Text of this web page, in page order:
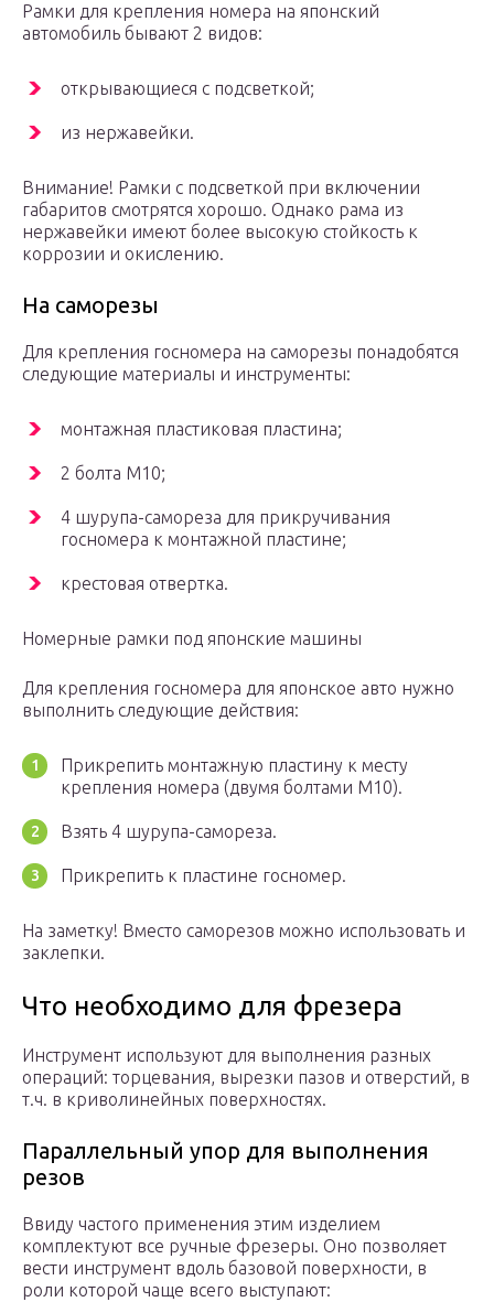
Рамки для крепления номера на японский
автомобиль бывают 2 видов:
открывающиеся с подсветкой;
из нержавейки.
Внимание! Рамки с подсветкой при включении
габаритов смотрятся хорошо. Однако рама из
нержавейки имеют более высокую стойкость к
коррозии и окислению.
На саморезы
Для крепления госномера на саморезы понадобятся
следующие материалы и инструменты:
монтажная пластиковая пластина;
2 болта M10;
4 шурупа-самореза для прикручивания
госномера к монтажной пластине;
крестовая отвертка.
Номерные рамки под японские машины
Для крепления госномера для японское авто нужно
выполнить следующие действия:
Прикрепить монтажную пластину к месту
крепления номера (двумя болтами М10).
Взять 4 шурупа-самореза.
Прикрепить к пластине госномер.
На заметку! Вместо саморезов можно использовать и
заклепки.
Что необходимо для фрезера
Инструмент используют для выполнения разных
операций: торцевания, вырезки пазов и отверстий, в
т.ч. в криволинейных поверхностях.
Параллельный упор для выполнения
резов
Ввиду частого применения этим изделием
комплектуют все ручные фрезеры. Оно позволяет
вести инструмент вдоль базовой поверхности, в
роли которой чаще всего выступают: